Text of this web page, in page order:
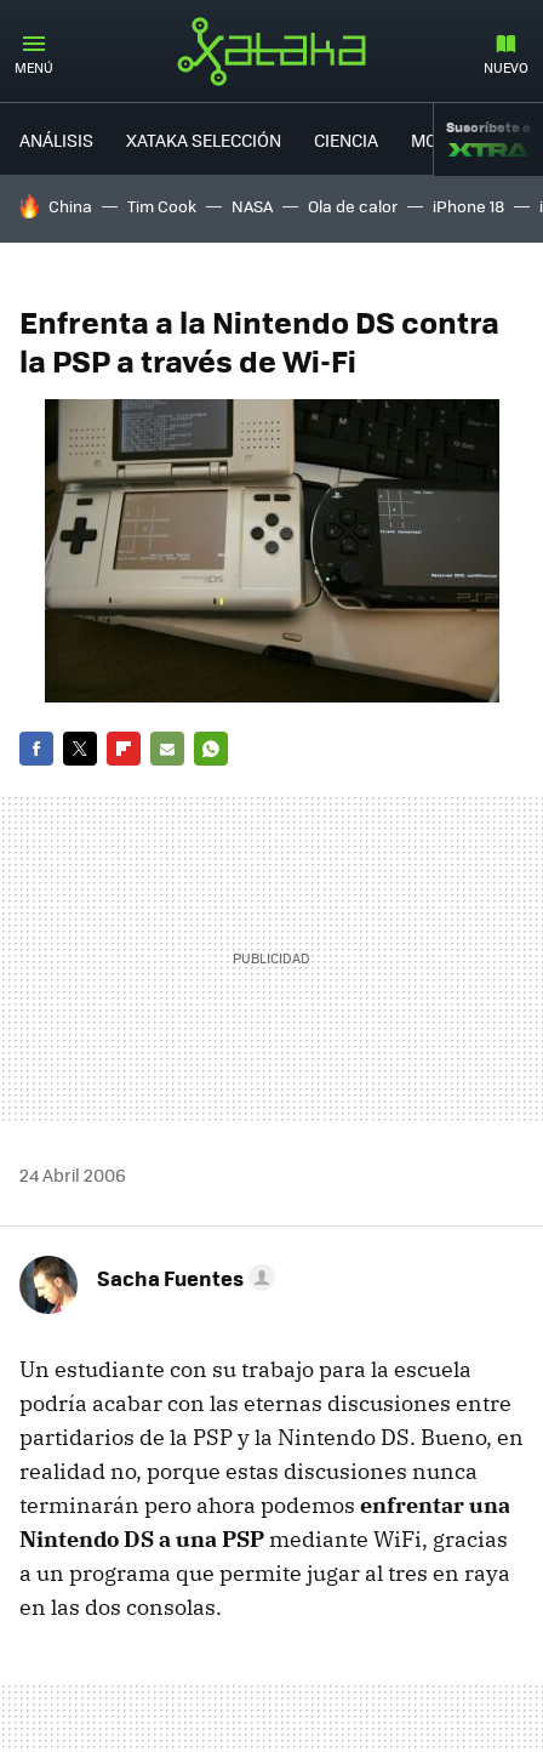
MENÚ NUEVO
ANÁLISIS XATAKA SELECCIÓN CIENCIA MOVILIDAD
Suscríbete a
HOY SE HABLA DE
China Tim Cook NASA Ola de calor iPhone 18
Enfrenta a la Nintendo DS contra
la PSP a través de Wi-Fi
MAIL
24 Abril 2006
Sacha Fuentes
Un estudiante con su trabajo para la escuela
podría acabar con las eternas discusiones entre
partidarios de la PSP y la Nintendo DS. Bueno, en
realidad no, porque estas discusiones nunca
terminarán pero ahora podemos enfrentar una
Nintendo DS a una PSP mediante WiFi, gracias
a un programa que permite jugar al tres en raya
en las dos consolas.